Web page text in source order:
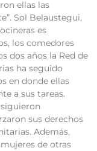
ellas las
Sol Belaustegui,
es
los comedores
dos años la Red de
ha seguido
en donde ellas
a sus tareas.
sus derechos
Además,
de otras